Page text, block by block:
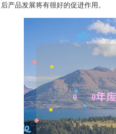
产品发展将有很好的促进作用。